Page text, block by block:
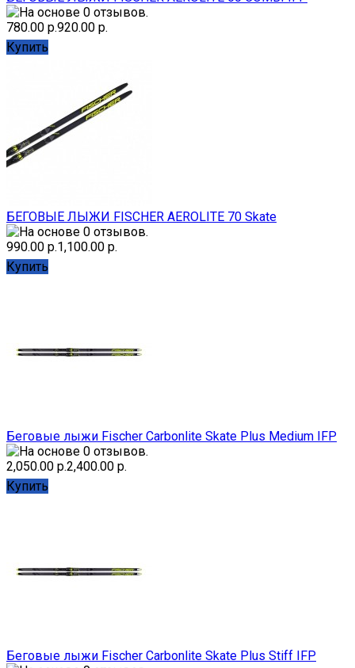
780.00 р.920.00 р.
Купить
БЕГОВЫЕ ЛЫЖИ FISCHER AEROLITE 70 Skate
990.00 р.1,100.00 р.
Купить
Беговые лыжи Fischer Carbonlite Skate Plus Medium IFP
2,050.00 р.2,400.00 р.
Купить
Беговые лыжи Fischer Carbonlite Skate Plus Stiff IFP